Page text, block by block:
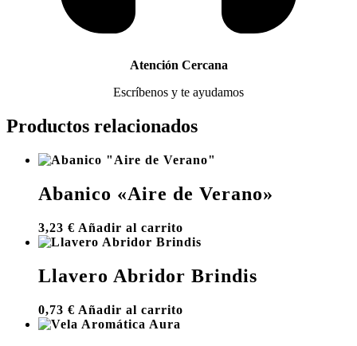
Atención Cercana
Escríbenos y te ayudamos
Productos relacionados
Abanico «Aire de Verano»
3,23 € Añadir al carrito
Llavero Abridor Brindis
0,73 € Añadir al carrito